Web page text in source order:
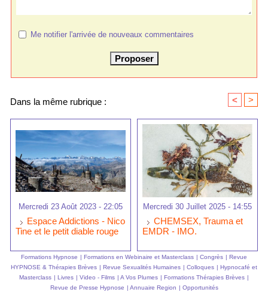
Me notifier l'arrivée de nouveaux commentaires
Dans la même rubrique : < >
Mercredi 23 Août 2023 - 22:05
Espace Addictions - Nico
Tine et le petit diable rouge
Mercredi 30 Juillet 2025 - 14:55
CHEMSEX, Trauma et
EMDR - IMO.
Formations Hypnose | Formations en Webinaire et Masterclass | Congrès | Revue
HYPNOSE & Thérapies Brèves | Revue Sexualités Humaines | Colloques | Hypnocafé et
Masterclass | Livres | Video - Films | A Vos Plumes | Formations Thérapies Brèves |
Revue de Presse Hypnose | Annuaire Region | Opportunités